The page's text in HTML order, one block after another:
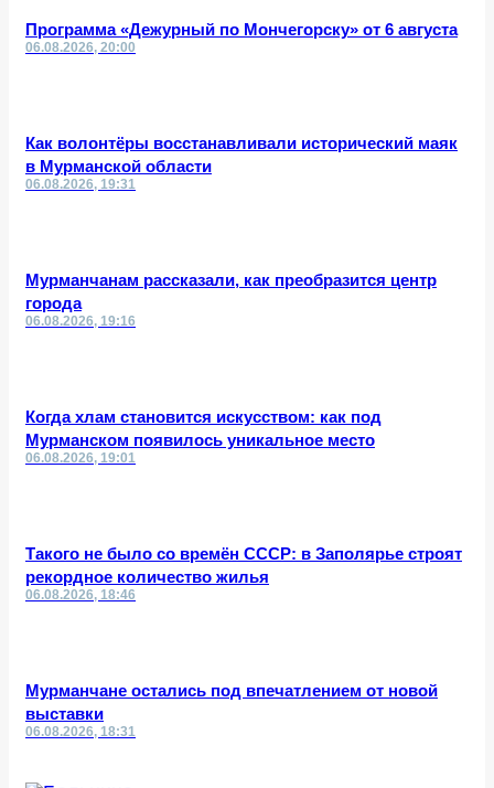
Программа «Дежурный по Мончегорску» от 6 августа
06.08.2026, 20:00
Как волонтёры восстанавливали исторический маяк
в Мурманской области
06.08.2026, 19:31
Мурманчанам рассказали, как преобразится центр
города
06.08.2026, 19:16
Когда хлам становится искусством: как под
Мурманском появилось уникальное место
06.08.2026, 19:01
Такого не было со времён СССР: в Заполярье строят
рекордное количество жилья
06.08.2026, 18:46
Мурманчане остались под впечатлением от новой
выставки
06.08.2026, 18:31